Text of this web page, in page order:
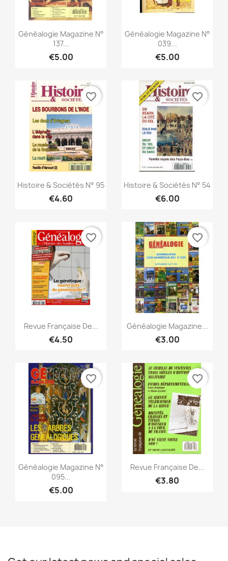
Quick view
Généalogie Magazine N°
137...
€5.00
Quick view
Généalogie Magazine N°
039...
€5.00
 Quick view
Histoire & Sociétés N° 95
€4.60
favorite_border
 Quick view
Histoire & Sociétés N° 54
€6.00
favorite_border
 Quick view
Revue Française De...
€4.50
favorite_border
Quick view
Généalogie Magazine...
€3.00
favorite_border
Quick view
Généalogie Magazine N°
095...
€5.00
favorite_border
 Quick view
Revue Française De...
€3.80
favorite_border